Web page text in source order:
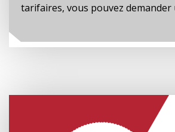
tarifaires, vous pouvez demander